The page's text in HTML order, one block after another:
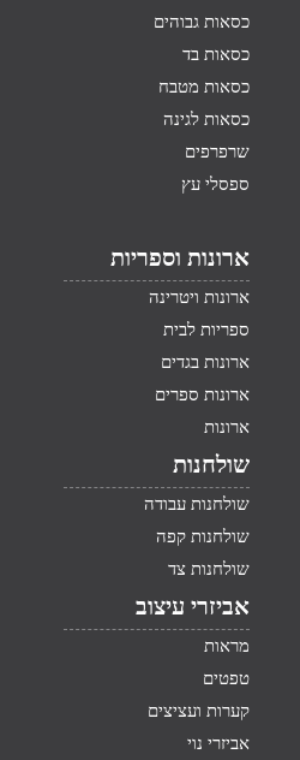
כסאות גבוהים
כסאות בד
כסאות מטבח
כסאות לגינה
שרפרפים
ספסלי עץ
ארונות וספריות
ארונות ויטרינה
ספריות לבית
ארונות בגדים
ארונות ספרים
ארונות
שולחנות
שולחנות עבודה
שולחנות קפה
שולחנות צד
אביזרי עיצוב
מראות
טפטים
קערות ועציצים
אביזרי נוי